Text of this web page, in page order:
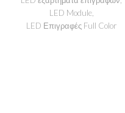
LED Module,
LED Επιγραφές Full Color